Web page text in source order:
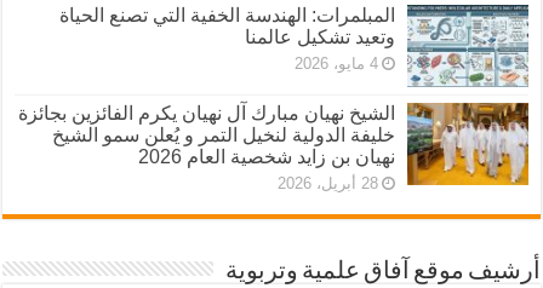
المبلمرات: الهندسة الخفية التي تصنع الحياة
وتعيد تشكيل عالمنا
4 مايو، 2026
الشيخ نهيان مبارك آل نهيان يكرم الفائزين بجائزة
خليفة الدولية لنخيل التمر و يُعلن سمو الشيخ
نهيان بن زايد شخصية العام 2026
28 أبريل، 2026
أرشيف موقع آفاق علمية وتربوية